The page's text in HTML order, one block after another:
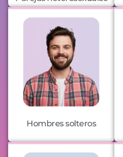
Hombres solteros